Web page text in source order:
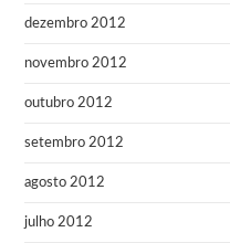
dezembro 2012
novembro 2012
outubro 2012
setembro 2012
agosto 2012
julho 2012